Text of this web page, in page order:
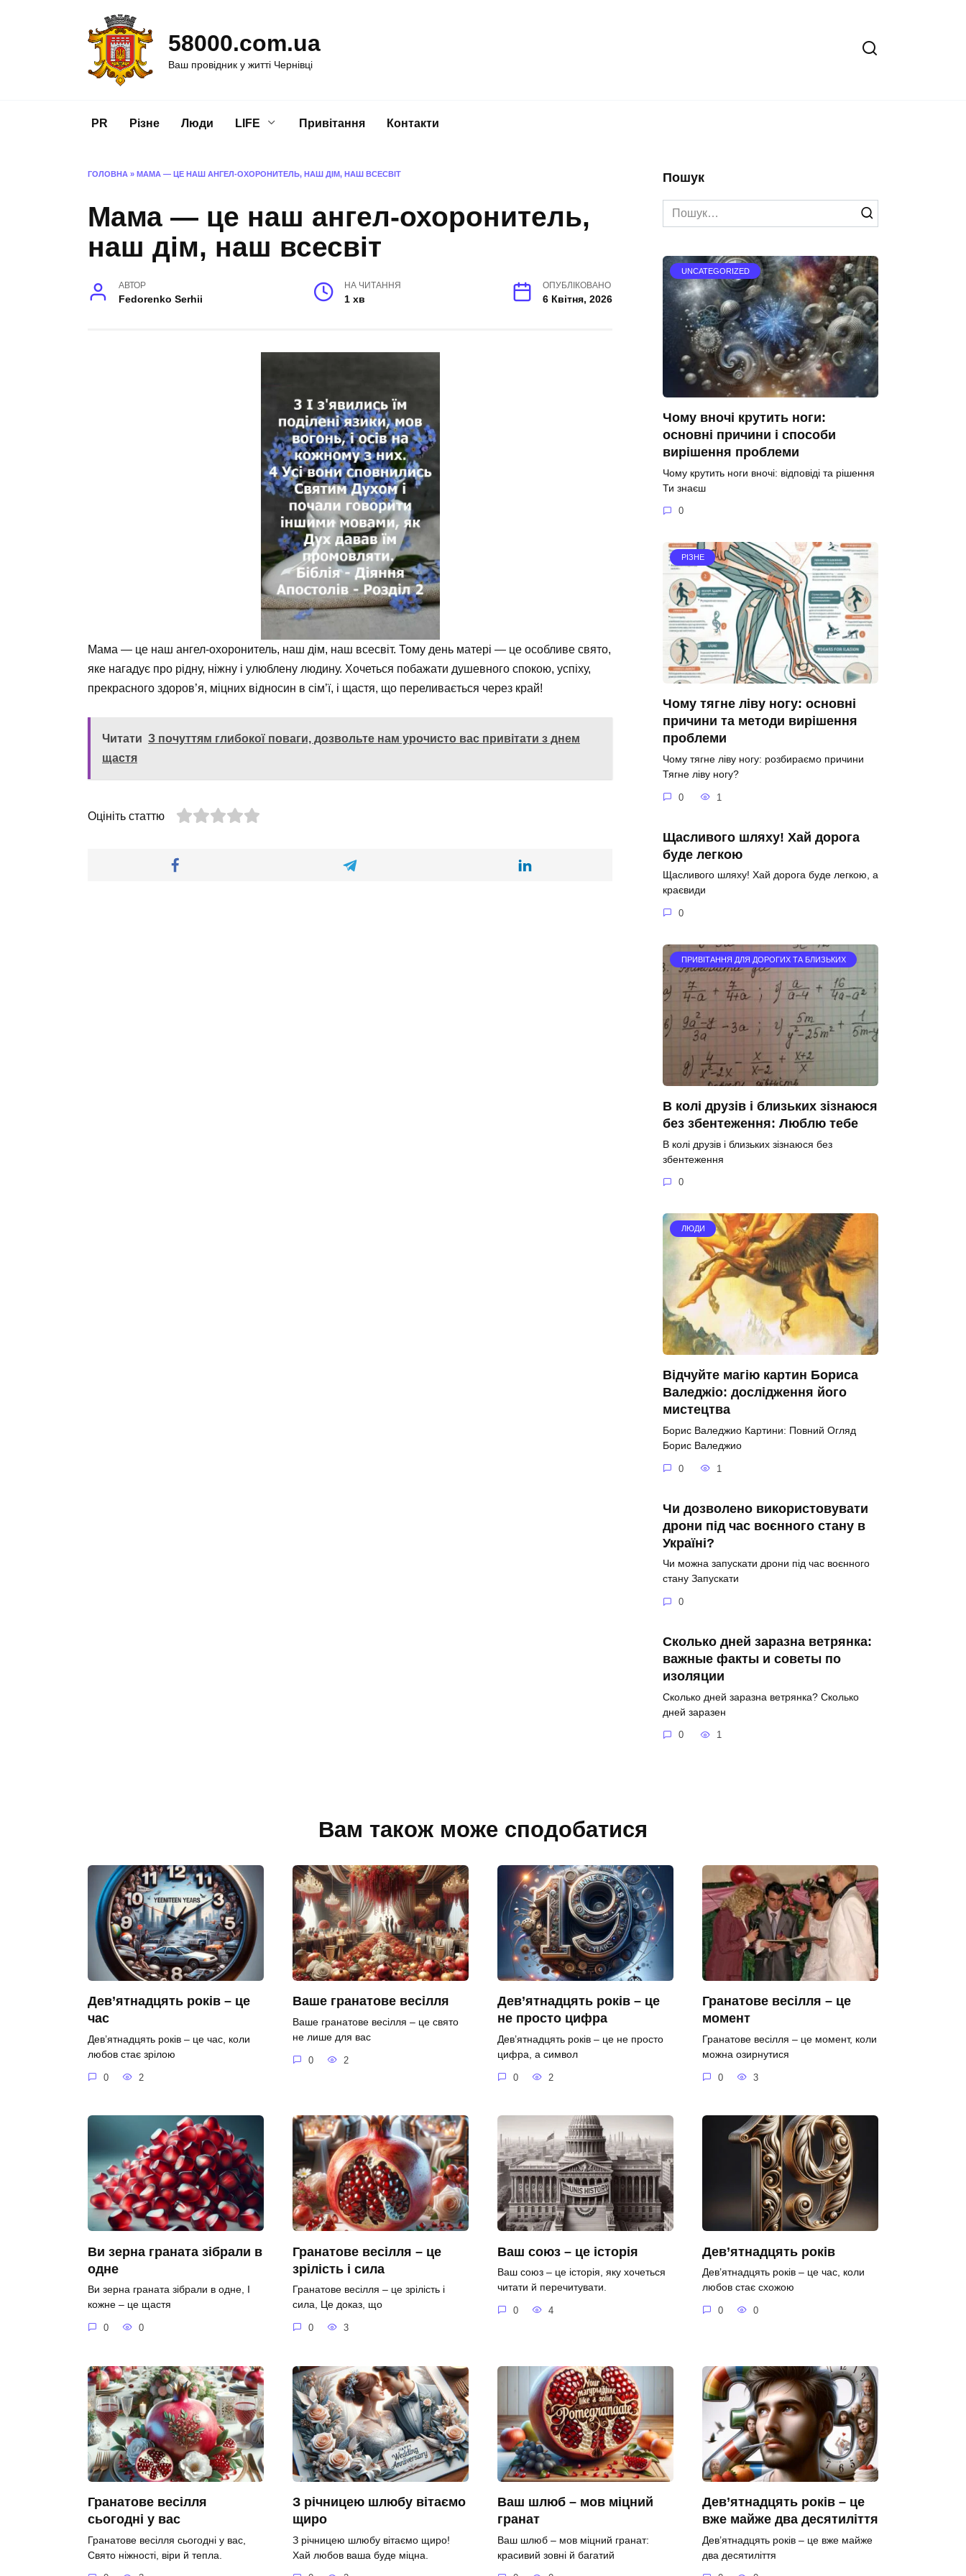
58000.com.ua
Ваш провідник у житті Чернівці
PR Різне Люди LIFE Привітання Контакти
ГОЛОВНА » МАМА — ЦЕ НАШ АНГЕЛ-ОХОРОНИТЕЛЬ, НАШ ДІМ, НАШ ВСЕСВІТ
Мама — це наш ангел-охоронитель,
наш дім, наш всесвіт
АВТОР
Fedorenko Serhii
НА ЧИТАННЯ
1 хв
ОПУБЛІКОВАНО
6 Квітня, 2026
Мама — це наш ангел-охоронитель, наш дім, наш всесвіт. Тому день матері — це особливе свято,
яке нагадує про рідну, ніжну і улюблену людину. Хочеться побажати душевного спокою, успіху,
прекрасного здоров’я, міцних відносин в сім’ї, і щастя, що переливається через край!
Читати З почуттям глибокої поваги, дозвольте нам урочисто вас привітати з днем
щастя
Оцініть статтю
Пошук
Search
for:
UNCATEGORIZED
Чому вночі крутить ноги:
основні причини і способи
вирішення проблеми
Чому крутить ноги вночі: відповіді та рішення
Ти знаєш
0
РІЗНЕ
Чому тягне ліву ногу: основні
причини та методи вирішення
проблеми
Чому тягне ліву ногу: розбираємо причини
Тягне ліву ногу?
0 1
Щасливого шляху! Хай дорога
буде легкою
Щасливого шляху! Хай дорога буде легкою, а
краєвиди
0
ПРИВІТАННЯ ДЛЯ ДОРОГИХ ТА БЛИЗЬКИХ
В колі друзів і близьких зізнаюся
без збентеження: Люблю тебе
В колі друзів і близьких зізнаюся без
збентеження
0
ЛЮДИ
Відчуйте магію картин Бориса
Валеджіо: дослідження його
мистецтва
Борис Валеджио Картини: Повний Огляд
Борис Валеджио
0 1
Чи дозволено використовувати
дрони під час воєнного стану в
Україні?
Чи можна запускати дрони під час воєнного
стану Запускати
0
Сколько дней заразна ветрянка:
важные факты и советы по
изоляции
Сколько дней заразна ветрянка? Сколько
дней заразен
0 1
Вам також може сподобатися
Дев’ятнадцять років – це
час
Дев’ятнадцять років – це час, коли
любов стає зрілою
0 2
Ваше гранатове весілля
Ваше гранатове весілля – це свято
не лише для вас
0 2
Дев’ятнадцять років – це
не просто цифра
Дев’ятнадцять років – це не просто
цифра, а символ
0 2
Гранатове весілля – це
момент
Гранатове весілля – це момент, коли
можна озирнутися
0 3
Ви зерна граната зібрали в
одне
Ви зерна граната зібрали в одне, І
кожне – це щастя
0 0
Гранатове весілля – це
зрілість і сила
Гранатове весілля – це зрілість і
сила, Це доказ, що
0 3
Ваш союз – це історія
Ваш союз – це історія, яку хочеться
читати й перечитувати.
0 4
Дев’ятнадцять років
Дев’ятнадцять років – це час, коли
любов стає схожою
0 0
Гранатове весілля
сьогодні у вас
Гранатове весілля сьогодні у вас,
Свято ніжності, віри й тепла.
З річницею шлюбу вітаємо
щиро
З річницею шлюбу вітаємо щиро!
Хай любов ваша буде міцна.
Ваш шлюб – мов міцний
гранат
Ваш шлюб – мов міцний гранат:
красивий зовні й багатий
Дев’ятнадцять років – це
вже майже два десятиліття
Дев’ятнадцять років – це вже майже
два десятиліття